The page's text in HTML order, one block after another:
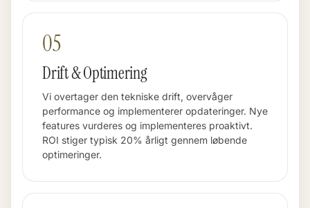
05
Drift & Optimering
Vi overtager den tekniske drift, overvåger
performance og implementerer opdateringer. Nye
features vurderes og implementeres proaktivt.
ROI stiger typisk 20% årligt gennem løbende
optimeringer.